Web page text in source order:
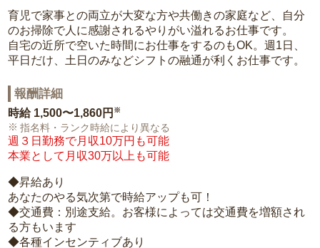
育児で家事との両立が大変な方や共働きの家庭など、自分
のお掃除で人に感謝されるやりがい溢れるお仕事です。
自宅の近所で空いた時間にお仕事をするのもOK。週1日、
平日だけ、土日のみなどシフトの融通が利くお仕事です。
報酬詳細
時給 1,500〜1,860円 ※
指名料・ランク時給により異なる
週３日勤務で月収10万円も可能
本業として月収30万以上も可能
◆昇給あり
あなたのやる気次第で時給アップも可！
◆交通費：別途支給。お客様によっては交通費を増額され
る方もいます
◆各種インセンティブあり